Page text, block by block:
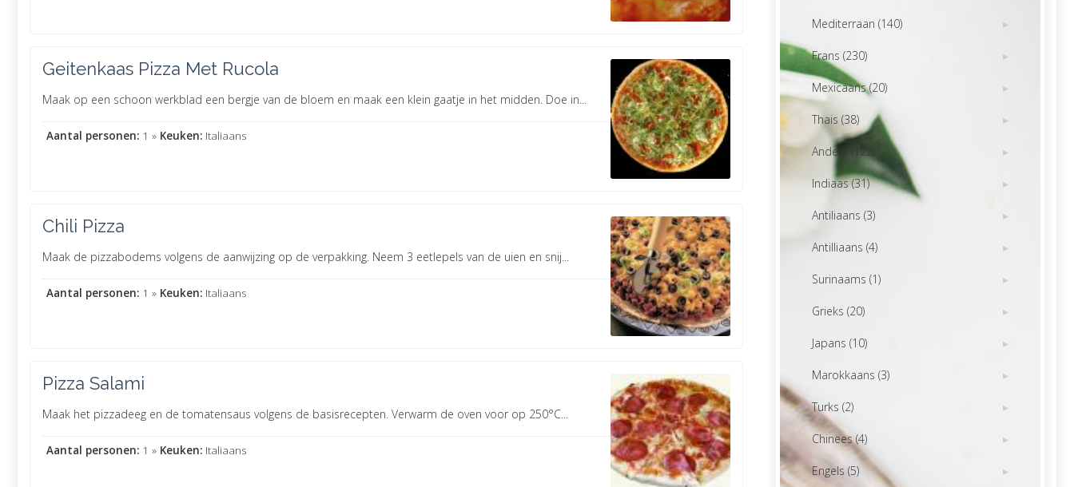
Geitenkaas Pizza Met Rucola
Maak op een schoon werkblad een bergje van de bloem en maak een klein gaatje in het midden. Doe in...
Aantal personen: 1 » Keuken: Italiaans
Chili Pizza
Maak de pizzabodems volgens de aanwijzing op de verpakking. Neem 3 eetlepels van de uien en snij...
Aantal personen: 1 » Keuken: Italiaans
Pizza Salami
Maak het pizzadeeg en de tomatensaus volgens de basisrecepten. Verwarm de oven voor op 250°C...
Aantal personen: 1 » Keuken: Italiaans
Mediterraan (140)
Frans (230)
Mexicaans (20)
Thais (38)
Anders (122)
Indiaas (31)
Antiliaans (3)
Antilliaans (4)
Surinaams (1)
Grieks (20)
Japans (10)
Marokkaans (3)
Turks (2)
Chinees (4)
Engels (5)